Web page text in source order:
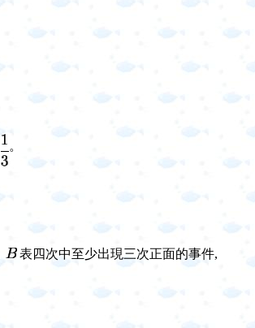
。
表四次中至少出現三次正面的事件,